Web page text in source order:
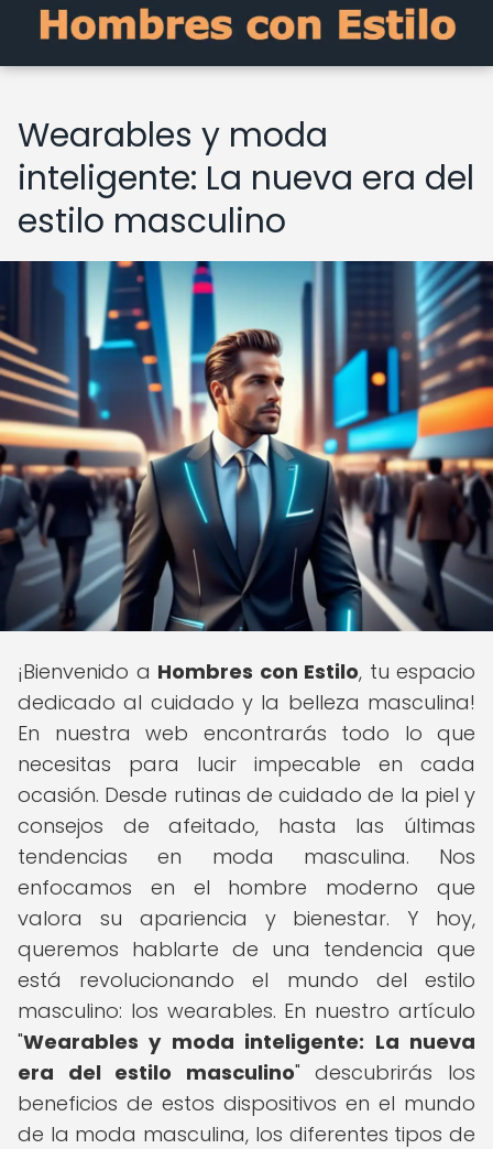
Wearables y moda
inteligente: La nueva era del
estilo masculino
¡Bienvenido a Hombres con Estilo, tu espacio
dedicado al cuidado y la belleza masculina!
En nuestra web encontrarás todo lo que
necesitas para lucir impecable en cada
ocasión. Desde rutinas de cuidado de la piel y
consejos de afeitado, hasta las últimas
tendencias en moda masculina. Nos
enfocamos en el hombre moderno que
valora su apariencia y bienestar. Y hoy,
queremos hablarte de una tendencia que
está revolucionando el mundo del estilo
masculino: los wearables. En nuestro artículo
"Wearables y moda inteligente: La nueva
era del estilo masculino" descubrirás los
beneficios de estos dispositivos en el mundo
de la moda masculina, los diferentes tipos de